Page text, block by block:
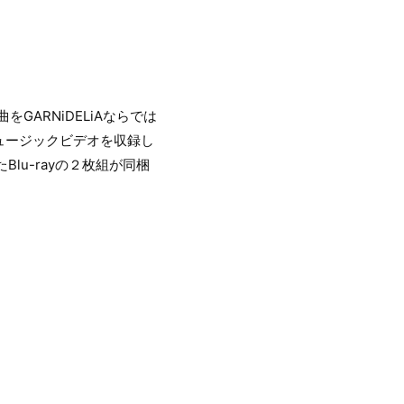
をGARNiDELiAならでは
ジックビデオを収録し
Blu-rayの２枚組が同梱